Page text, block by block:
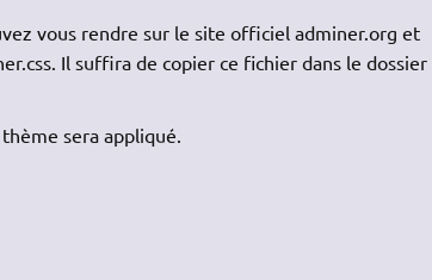
vous rendre sur le site officiel adminer.org et
Il suffira de copier ce fichier dans le dossier
sera appliqué.